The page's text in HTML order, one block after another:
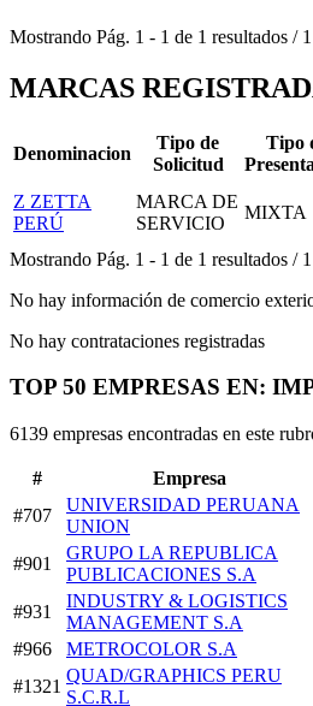
Mostrando Pág. 1 - 1 de 1 resultados / 1
MARCAS
Denominacion
Tipo de
Solicitud
Tipo
Z ZETTA
PERÚ
MARCA DE
SERVICIO
MIXTA
Mostrando Pág. 1 - 1 de 1 resultados / 1
No hay información de comercio
No hay contrataciones registradas
TOP 50 EMPRESAS EN:
6139 empresas encontradas en este
# Empresa
#707
UNIVERSIDAD PERUANA
UNION
#901
GRUPO LA REPUBLICA
PUBLICACIONES S.A
#931
INDUSTRY & LOGISTICS
MANAGEMENT S.A
#966
METROCOLOR S.A
#1321
QUAD/GRAPHICS PERU
S.C.R.L